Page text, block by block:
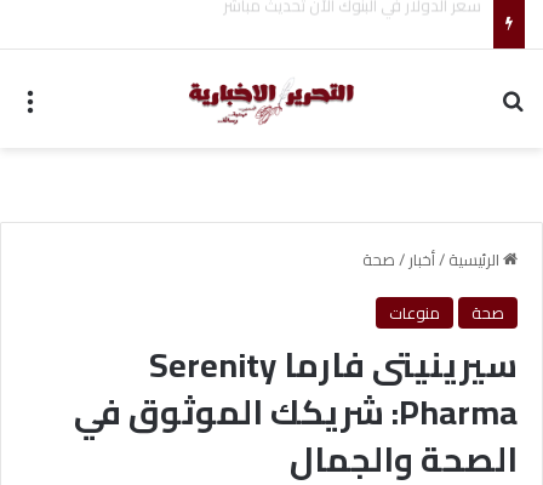
الرئيسية/أخبار/صحة
صحة
منوعات
سيرينيتى فارما Serenity
Pharma: شريكك الموثوق في
الصحة والجمال